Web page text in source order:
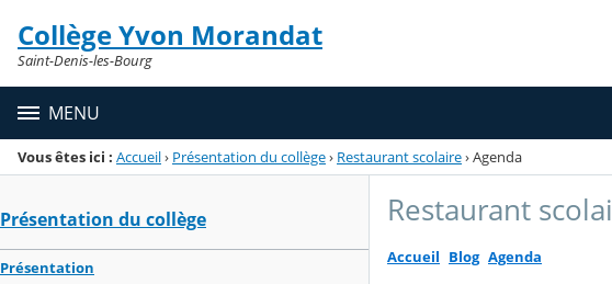
Menu de la rubrique
Contenu
Collège Yvon Morandat
Saint-Denis-les-Bourg
MENU
Vous êtes ici : Accueil› Présentation du collège› Restaurant scolaire›Agenda
Présentation du collège
Présentation
Restaurant
Accueil Blog Agenda